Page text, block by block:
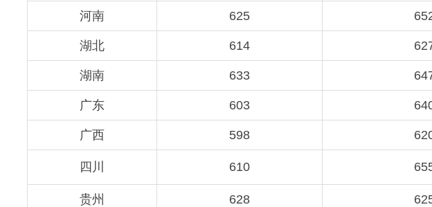
河南 625
湖北 614
湖南 633
广东 603
广西 598
四川 610
贵州 628